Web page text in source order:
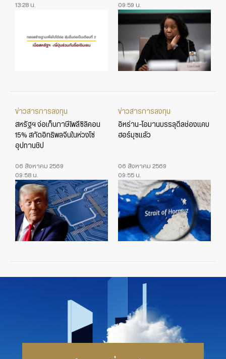
13:28 น.
09:59 น.
ข่าวสารการลงทุน
สหรัฐฯ จ่อเก็บภาษีโพลีซิลิคอน
15% สกัดอิทธิพลจีนในห่วงโซ่
อุปทานชิป
06 สิงหาคม 2569
09:58 น.
ข่าวสารการลงทุน
อิหร่าน-โอมานบรรลุดีลช่องแคบ
ฮอร์มุซแล้ว
06 สิงหาคม 2569
09:55 น.